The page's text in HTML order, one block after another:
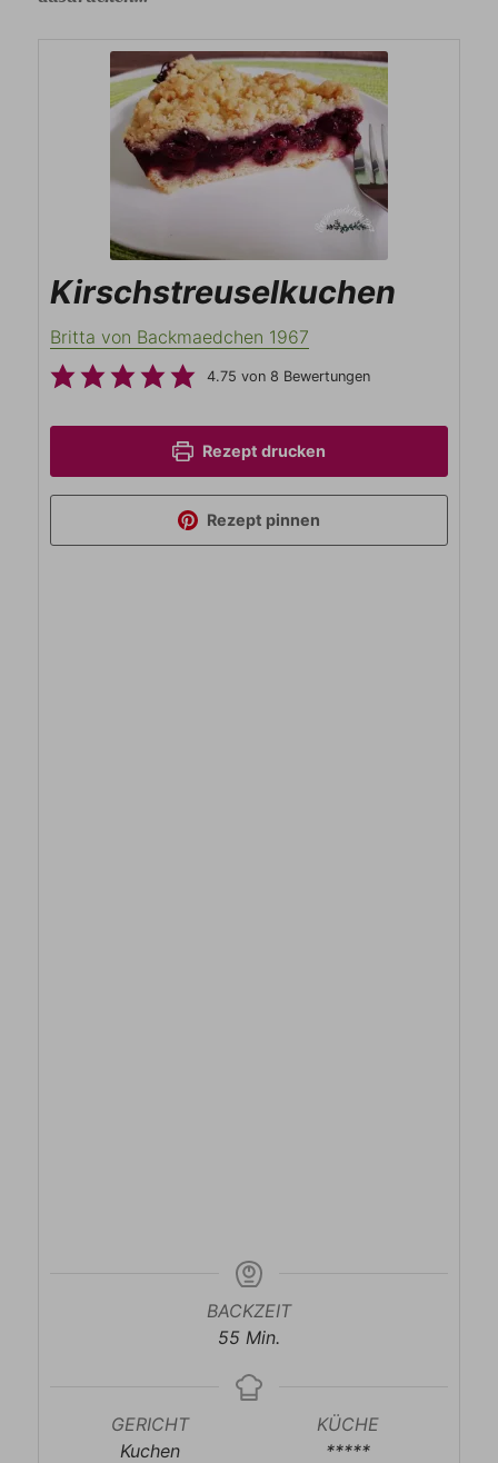
Kirschstreuselkuchen
Britta von Backmaedchen 1967
4.75 von 8 Bewertungen
Rezept drucken
Rezept pinnen
BACKZEIT
55Minuten
Min.
GERICHT
Kuchen
KÜCHE
*****